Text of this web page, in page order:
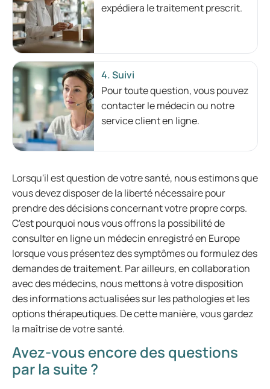
expédiera le traitement prescrit.
4. Suivi
Pour toute question, vous pouvez
contacter le médecin ou notre
service client en ligne.
Lorsqu'il est question de votre santé, nous estimons que
vous devez disposer de la liberté nécessaire pour
prendre des décisions concernant votre propre corps.
C'est pourquoi nous vous offrons la possibilité de
consulter en ligne un médecin enregistré en Europe
lorsque vous présentez des symptômes ou formulez des
demandes de traitement. Par ailleurs, en collaboration
avec des médecins, nous mettons à votre disposition
des informations actualisées sur les pathologies et les
options thérapeutiques. De cette manière, vous gardez
la maîtrise de votre santé.
Avez-vous encore des questions
par la suite ?